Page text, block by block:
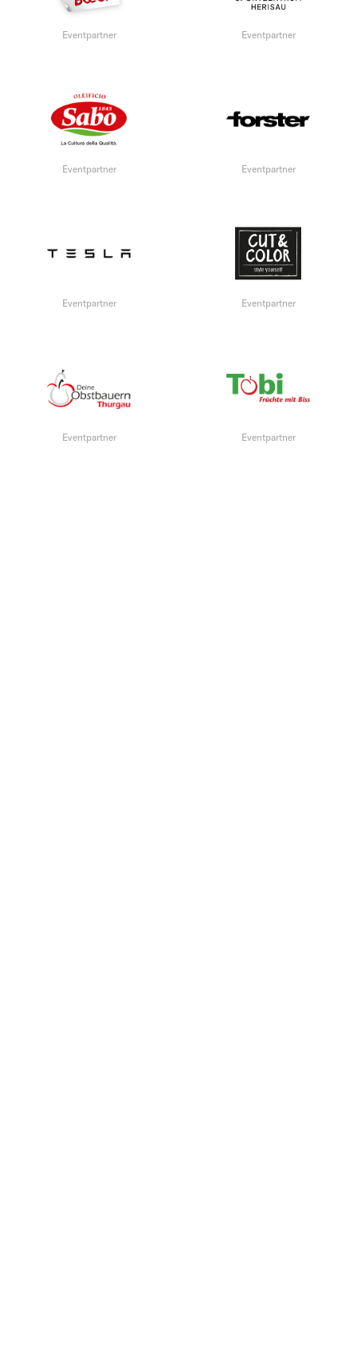
Eventpartner Eventpartner
Eventpartner Eventpartner
Eventpartner Eventpartner
Eventpartner Eventpartner